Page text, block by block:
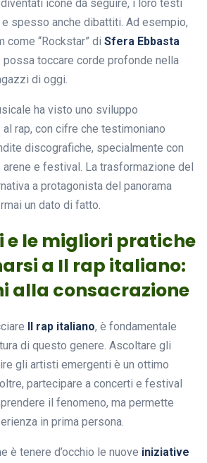
icone da seguire, i loro testi
spesso anche dibattiti. Ad esempio,
come “Rockstar” di Sfera Ebbasta
toccare corde profonde nella
di oggi.
ha visto uno sviluppo
rap, con cifre che testimoniano
discografiche, specialmente con
e festival. La trasformazione del
a protagonista del panorama
un dato di fatto.
e le migliori pratiche
a Il rap italiano:
alla consacrazione
Il rap italiano, è fondamentale
di questo genere. Ascoltare gli
gli artisti emergenti è un ottimo
partecipare a concerti e festival
il fenomeno, ma permette
in prima persona.
è tenere d’occhio le nuove iniziative